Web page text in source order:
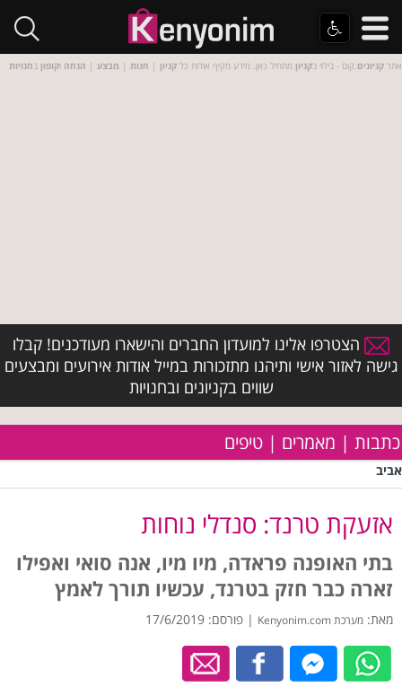
אתר קניונים.קום - בילוי בקניון מתחיל כאן. מידע מקיף אודות כל קניון | חנות | מבצע | הנחה וקופון בחנויות
הצטרפו אלינו למועדון החברים והישארו מעודכנים! קבלו
גישה לאזור אישי ותיהנו מתזכורות במייל אודות אירועים ומבצעים
שווים בקניונים ובחנויות
כתבות | מאמרים | טיפים
אביב
אזעקת טרנד: סנדלי נוחות
בתי האופנה פראדה, מיו מיו, אנה סואי ואפילו
זארה כבר חזק בטרנד, עכשיו תורך לאמץ
מאת: מערכת Kenyonim.com | פורסם: 17/6/2019